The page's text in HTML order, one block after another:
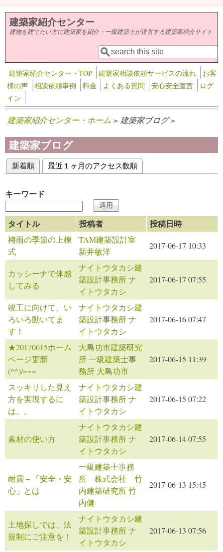
メインコンテンツに移動
建築家紹介センター
建物を建てたい方に建築家を紹介・一級建築士が運営する建築家紹介サイト
検索フォーム
検索
建築家紹介センター・TOP 建築家相談依頼サービスの流れ
お客
様の声
相談依頼事例 料金 よくある質問 安心安全宣言
ログ
イン
建築家紹介センター・ホーム > 建築家ブログ >
建築家ブログ
プライマリータブ
新着順 (アクティブなタブ)
最近１ヶ月のアクセス数順
キーワード
タイトル 投稿者 投稿日時
梅雨の季節の上棟
式
TAM建築設計室
新井敏洋
2017-06-17 10:33
カッシーナで体感
してみる
ナイトウタカシ建
築設計事務所 ナ
イトウタカシ
2017-06-17 07:55
竣工に向けて、い
ろいろ動いてま
す！
ナイトウタカシ建
築設計事務所 ナ
イトウタカシ
2017-06-16 07:47
★20170615ホーム
ページ更新
(^^)/~~~
大島功市建築研究
所 一級建築士事
務所 大島功市
2017-06-15 11:39
スッキリした見え
方を実現するに
は。。
ナイトウタカシ建
築設計事務所 ナ
イトウタカシ
2017-06-15 07:22
素材の使い方
ナイトウタカシ建
築設計事務所 ナ
イトウタカシ
2017-06-14 07:55
耐震－「安全・安
心」とは
一級建築士事務
所 株式会社 竹
内建築研究所 竹
内健
2017-06-13 15:45
土地探しでは、法
規制にご注意を！
ナイトウタカシ建
築設計事務所 ナ
イトウタカシ
2017-06-13 07:56